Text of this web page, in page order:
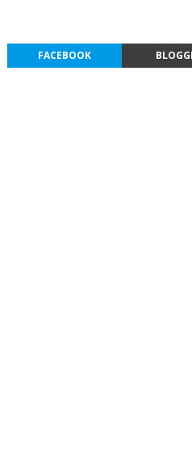
FACEBOOK